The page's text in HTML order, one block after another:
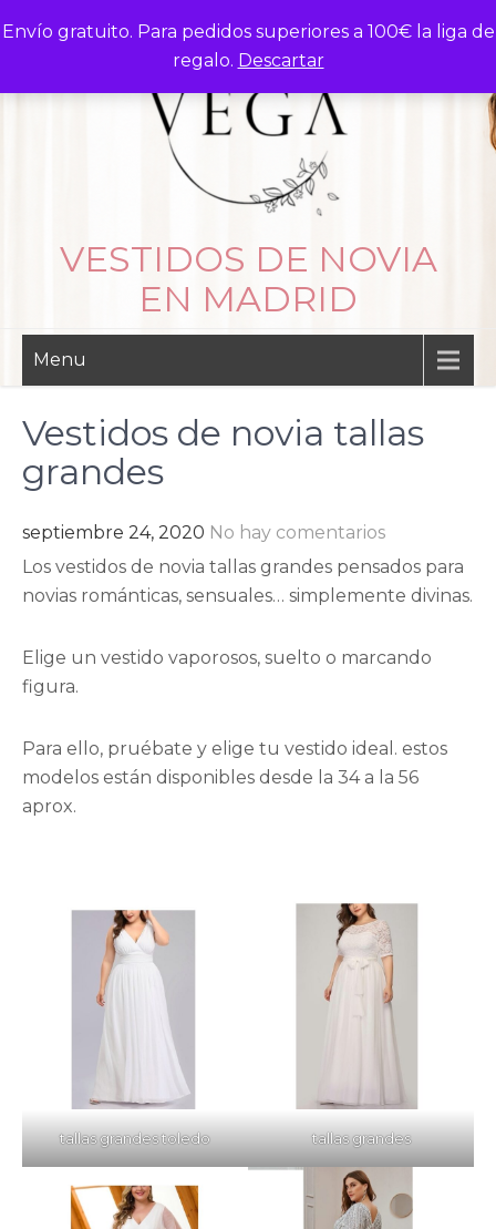
Envío gratuito. Para pedidos superiores a 100€ la liga de
regalo. Descartar
to
VESTIDOS DE NOVIA
EN MADRID
Menu
Vestidos de novia tallas
grandes
septiembre 24, 2020 No hay comentarios
Los vestidos de novia tallas grandes pensados para
novias románticas, sensuales… simplemente divinas.
Elige un vestido vaporosos, suelto o marcando
figura.
Para ello, pruébate y elige tu vestido ideal. estos
modelos están disponibles desde la 34 a la 56
aprox.
tallas grandes toledo tallas grandes